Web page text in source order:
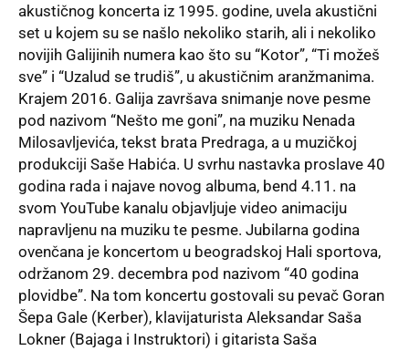
akustičnog koncerta iz 1995. godine, uvela akustični
set u kojem su se našlo nekoliko starih, ali i nekoliko
novijih Galijinih numera kao što su “Kotor”, “Ti možeš
sve” i “Uzalud se trudiš”, u akustičnim aranžmanima.
Krajem 2016. Galija završava snimanje nove pesme
pod nazivom “Nešto me goni”, na muziku Nenada
Milosavljevića, tekst brata Predraga, a u muzičkoj
produkciji Saše Habića. U svrhu nastavka proslave 40
godina rada i najave novog albuma, bend 4.11. na
svom YouTube kanalu objavljuje video animaciju
napravljenu na muziku te pesme. Jubilarna godina
ovenčana je koncertom u beogradskoj Hali sportova,
održanom 29. decembra pod nazivom “40 godina
plovidbe”. Na tom koncertu gostovali su pevač Goran
Šepa Gale (Kerber), klavijaturista Aleksandar Saša
Lokner (Bajaga i Instruktori) i gitarista Saša